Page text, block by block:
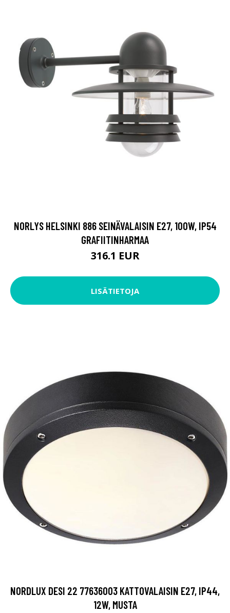
NORLYS HELSINKI 886 SEINÄVALAISIN E27, 100W, IP54
GRAFIITINHARMAA
316.1 EUR
LISÄTIETOJA
NORDLUX DESI 22 77636003 KATTOVALAISIN E27, IP44,
12W, MUSTA